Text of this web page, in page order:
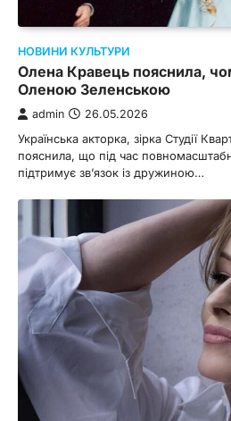
НОВИНИ КУЛЬТУРИ
Олена Кравець пояснила,
Оленою Зеленською
admin 26.05.2026
Українська акторка, зірка Студії
пояснила, що під час
підтримує зв’язок із дружиною…